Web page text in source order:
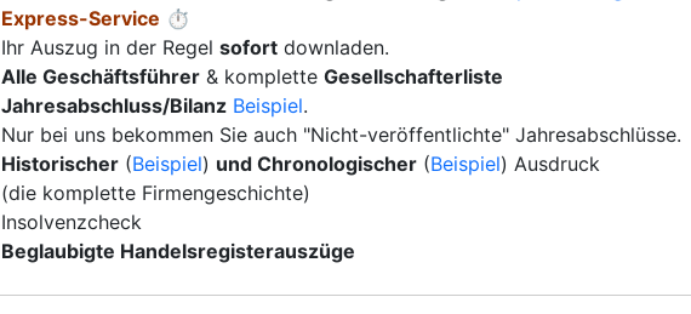
Express-Service ⏱️
Ihr Auszug in der Regel sofort downladen.
Alle Geschäftsführer & komplette Gesellschafterliste
Jahresabschluss/Bilanz Beispiel.
Nur bei uns bekommen Sie auch "Nicht-veröffentlichte" Jahresabschlüsse.
Historischer (Beispiel) und Chronologischer (Beispiel) Ausdruck
(die komplette Firmengeschichte)
Insolvenzcheck
Beglaubigte Handelsregisterauszüge